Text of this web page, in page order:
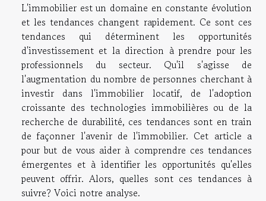
L'immobilier est un domaine en constante évolution
et les tendances changent rapidement. Ce sont ces
tendances qui déterminent les opportunités
d'investissement et la direction à prendre pour les
professionnels du secteur. Qu'il s'agisse de
l'augmentation du nombre de personnes cherchant à
investir dans l'immobilier locatif, de l'adoption
croissante des technologies immobilières ou de la
recherche de durabilité, ces tendances sont en train
de façonner l'avenir de l'immobilier. Cet article a
pour but de vous aider à comprendre ces tendances
émergentes et à identifier les opportunités qu'elles
peuvent offrir. Alors, quelles sont ces tendances à
suivre? Voici notre analyse.